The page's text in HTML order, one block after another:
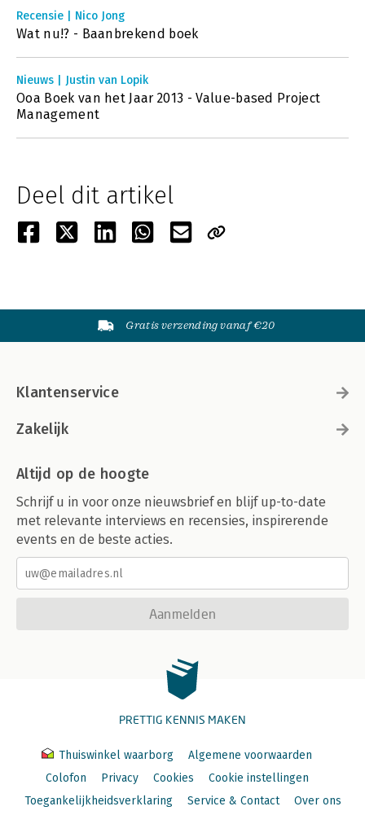
Recensie | Nico Jong
Wat nu!? - Baanbrekend boek
Nieuws | Justin van Lopik
Ooa Boek van het Jaar 2013 - Value-based Project
Management
Deel dit artikel
Gratis verzending vanaf €20
Klantenservice
Zakelijk
Altijd op de hoogte
Schrijf u in voor onze nieuwsbrief en blijf up-to-date
met relevante interviews en recensies, inspirerende
events en de beste acties.
Aanmelden
PRETTIG KENNIS MAKEN
Thuiswinkel waarborg
Algemene voorwaarden
Colofon
Privacy Cookies
Cookie instellingen
Toegankelijkheidsverklaring
Service & Contact Over ons